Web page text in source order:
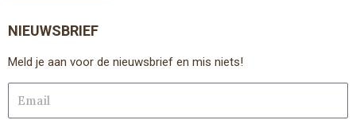
NIEUWSBRIEF
Meld je aan voor de nieuwsbrief en mis niets!